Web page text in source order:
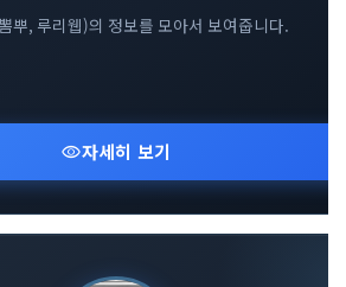
뿌, 루리웹)의 정보를 모아서 보여줍니다.
visibility자세히 보기